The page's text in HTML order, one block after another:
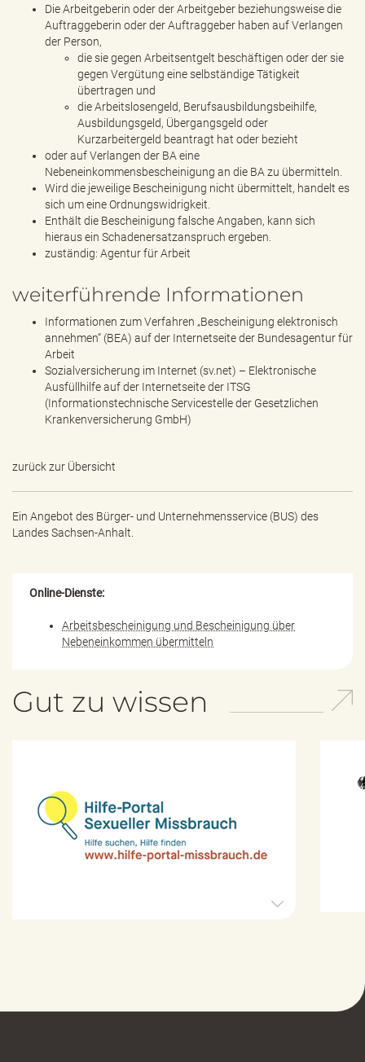
Die Arbeitgeberin oder der Arbeitgeber beziehungsweise die
Auftraggeberin oder der Auftraggeber haben auf Verlangen
der Person,
die sie gegen Arbeitsentgelt beschäftigen oder der sie
gegen Vergütung eine selbständige Tätigkeit
übertragen und
die Arbeitslosengeld, Berufsausbildungsbeihilfe,
Ausbildungsgeld, Übergangsgeld oder
Kurzarbeitergeld beantragt hat oder bezieht
oder auf Verlangen der BA eine
Nebeneinkommensbescheinigung an die BA zu übermitteln.
Wird die jeweilige Bescheinigung nicht übermittelt, handelt es
sich um eine Ordnungswidrigkeit.
Enthält die Bescheinigung falsche Angaben, kann sich
hieraus ein Schadenersatzanspruch ergeben.
zuständig: Agentur für Arbeit
weiterführende Informationen
Informationen zum Verfahren „Bescheinigung elektronisch
annehmen“ (BEA) auf der Internetseite der Bundesagentur für
Arbeit
Sozialversicherung im Internet (sv.net) – Elektronische
Ausfüllhilfe auf der Internetseite der ITSG
(Informationstechnische Servicestelle der Gesetzlichen
Krankenversicherung GmbH)
zurück zur Übersicht
Ein Angebot des Bürger- und Unternehmensservice (BUS) des
Landes Sachsen-Anhalt.
Online-Dienste:
Arbeitsbescheinigung und Bescheinigung über
Nebeneinkommen übermitteln
Gut zu wissen
o